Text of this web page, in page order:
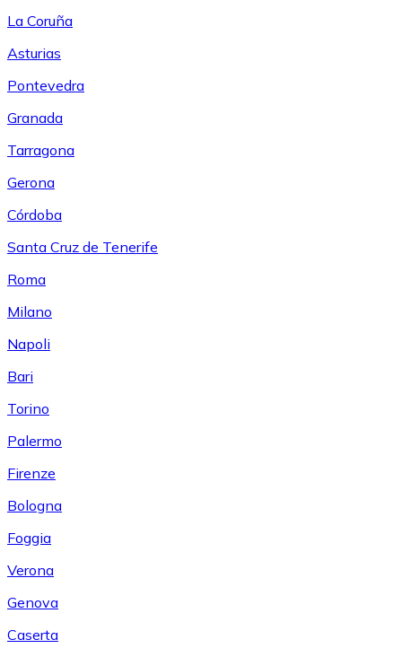
La Coruña
Asturias
Pontevedra
Granada
Tarragona
Gerona
Córdoba
Santa Cruz de Tenerife
Roma
Milano
Napoli
Bari
Torino
Palermo
Firenze
Bologna
Foggia
Verona
Genova
Caserta